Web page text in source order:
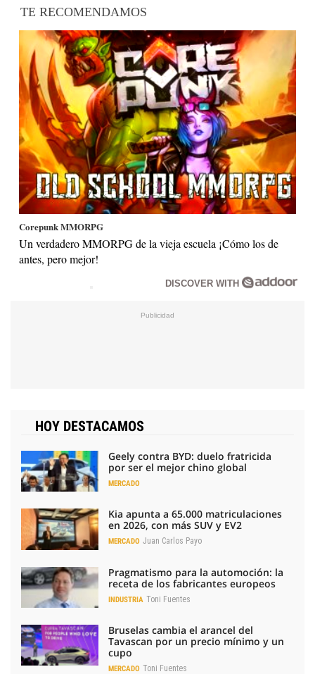
TE RECOMENDAMOS
Corepunk MMORPG
Un verdadero MMORPG de la vieja escuela ¡Cómo los de
antes, pero mejor!
DISCOVER WITH
HOY DESTACAMOS
Geely contra BYD: duelo fratricida
por ser el mejor chino global
MERCADO
Kia apunta a 65.000 matriculaciones
en 2026, con más SUV y EV2
MERCADO Juan Carlos Payo
Pragmatismo para la automoción: la
receta de los fabricantes europeos
INDUSTRIA Toni Fuentes
Bruselas cambia el arancel del
Tavascan por un precio mínimo y un
cupo
MERCADO Toni Fuentes